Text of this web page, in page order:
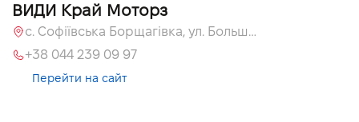
ВИДИ Край Моторз
с. Софіївська Борщагівка, ул. Большая Кольцевая, 60а
+38 044 239 09 97
Перейти на сайт